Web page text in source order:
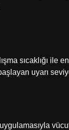
sıcaklığı ile
uyarı
vücut